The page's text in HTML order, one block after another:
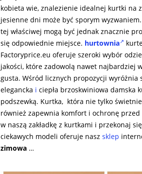
kobieta wie, znalezienie idealnej kurtki na
jesienne dni może być sporym
tej właściwej mogą być jednak znacznie
się odpowiednie miejsce. hurtownia
Factoryprice.eu oferuje szeroki wybór
jakości, które zadowolą nawet najbardziej
gusta. Wśród licznych propozycji wyróżnia
elegancka i ciepła brzoskwiniowa damska
podszewką. Kurtka, która nie tylko
również zapewnia komfort i ochronę przed
w naszą zakładkę z kurtkami i przekonaj
ciekawych modeli oferuje nasz sklep
zimowa …